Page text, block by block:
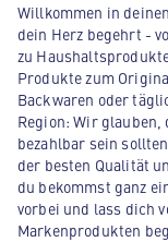
Willkommen in
dein Herz begehrt -
zu
Produkte zum
Backwaren oder
Region: Wir
bezahlbar sein
der besten Qualität
du bekommst ganz
vorbei und lass dich
Markenprodukten